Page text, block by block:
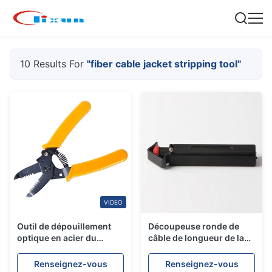
10 Results For "fiber cable jacket stripping tool"
VIDEO
Outil de dépouillement
optique en acier du
fibre de longueur de fibre
Renseignez-vous
Découpeuse ronde de
câble de longueur de la
veste de câble optique de
Renseignez-vous